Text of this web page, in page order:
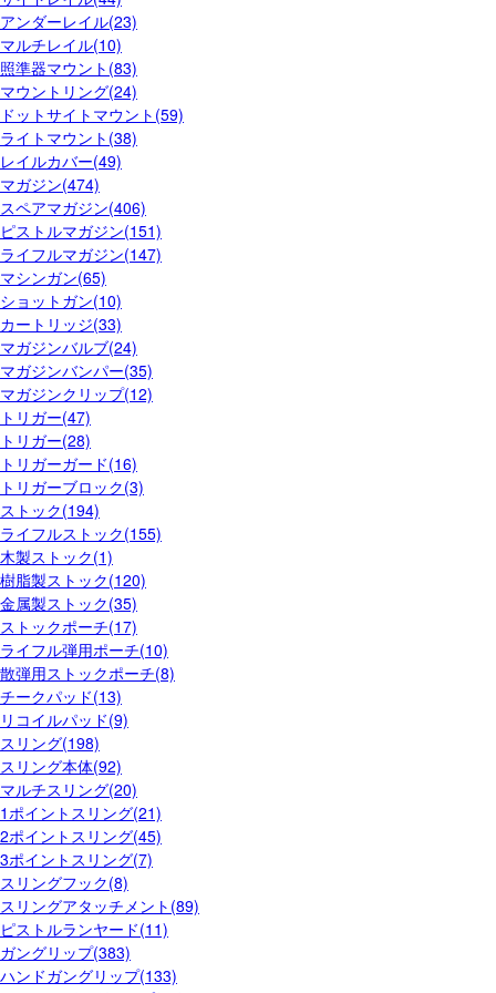
アンダーレイル(23)
マルチレイル(10)
照準器マウント(83)
マウントリング(24)
ドットサイトマウント(59)
ライトマウント(38)
レイルカバー(49)
マガジン(474)
スペアマガジン(406)
ピストルマガジン(151)
ライフルマガジン(147)
マシンガン(65)
ショットガン(10)
カートリッジ(33)
マガジンバルブ(24)
マガジンバンパー(35)
マガジンクリップ(12)
トリガー(47)
トリガー(28)
トリガーガード(16)
トリガーブロック(3)
ストック(194)
ライフルストック(155)
木製ストック(1)
樹脂製ストック(120)
金属製ストック(35)
ストックポーチ(17)
ライフル弾用ポーチ(10)
散弾用ストックポーチ(8)
チークパッド(13)
リコイルパッド(9)
スリング(198)
スリング本体(92)
マルチスリング(20)
1ポイントスリング(21)
2ポイントスリング(45)
3ポイントスリング(7)
スリングフック(8)
スリングアタッチメント(89)
ピストルランヤード(11)
ガングリップ(383)
ハンドガングリップ(133)